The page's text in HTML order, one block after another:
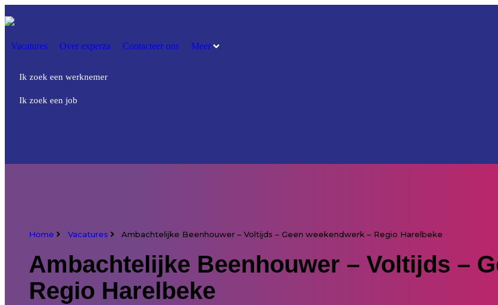
Vacatures Over experza Contacteer ons Meer
Ik zoek een werknemer
Ik zoek een job
Home Vacatures Ambachtelijke Beenhouwer – Voltijds – Geen weekendwerk – Regio Harelbeke
Ambachtelijke Beenhouwer – Voltijds –
Regio Harelbeke